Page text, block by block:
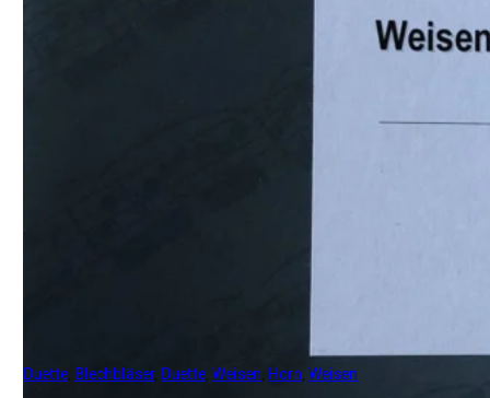
Duette Blechbläser, Duette ,Weisen Horn ,Weisen